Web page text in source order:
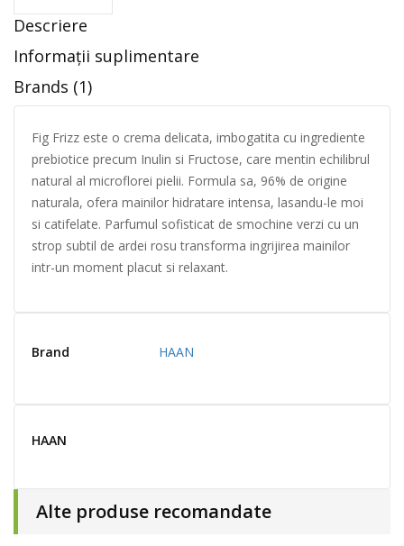
Descriere
Informații suplimentare
Brands (1)
Fig Frizz este o crema delicata, imbogatita cu ingrediente
prebiotice precum Inulin si Fructose, care mentin echilibrul
natural al microflorei pielii. Formula sa, 96% de origine
naturala, ofera mainilor hidratare intensa, lasandu-le moi
si catifelate. Parfumul sofisticat de smochine verzi cu un
strop subtil de ardei rosu transforma ingrijirea mainilor
intr-un moment placut si relaxant.
Brand HAAN
HAAN
Alte produse recomandate